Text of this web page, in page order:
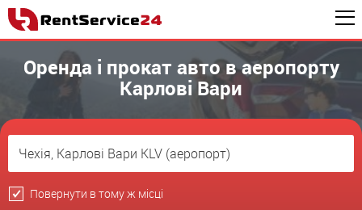
Оренда і прокат авто в аеропорту
Карлові Вари
Повернути в тому ж місці